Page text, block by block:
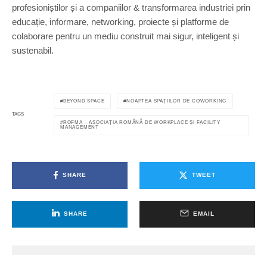
profesioniștilor și a companiilor & transformarea industriei prin
educație, informare, networking, proiecte și platforme de
colaborare pentru un mediu construit mai sigur, inteligent și
sustenabil.
TAGS
BEYOND SPACE NOAPTEA SPAȚIILOR DE COWORKING
ROFMA – ASOCIAȚIA ROMÂNĂ DE WORKPLACE ȘI FACILITY
MANAGEMENT
SHARE TWEET
SHARE EMAIL